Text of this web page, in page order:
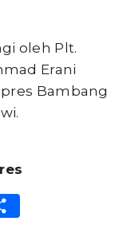
oleh Plt.
Erani
Bambang